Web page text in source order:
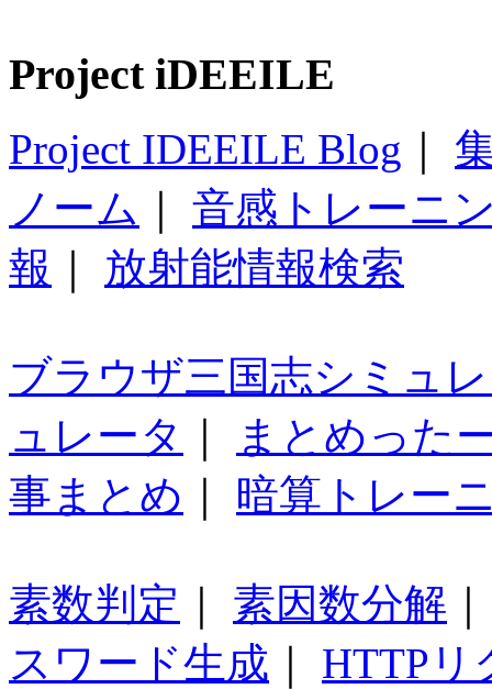
Project iDEEILE
Project IDEEILE Blog
ノーム
音感トレーニ
報
放射能情報検索
ブラウザ三国志シミュ
ュレータ
まとめった
事まとめ
暗算トレー
素数判定 素因数分解
スワード生成
HTTPリ